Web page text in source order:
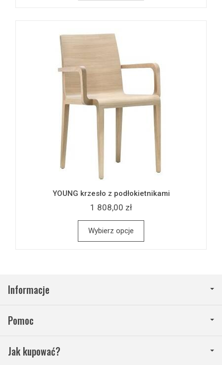
YOUNG krzesło z podłokietnikami
1 808,00 zł
Wybierz opcje
Informacje
Pomoc
Jak kupować?